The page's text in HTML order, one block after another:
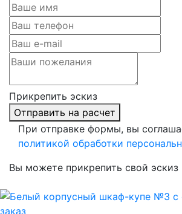
Прикрепить эскиз
Отправить на расчет
При отправке формы, вы
политикой обработки
Вы можете прикрепить свой эскиз